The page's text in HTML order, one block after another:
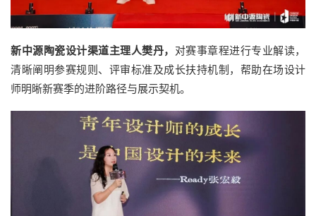
新中源陶瓷设计渠道主理人樊丹， 对赛事章程进行专业解读，
清晰阐明参赛规则、评审标准及成长扶持机制，帮助在场设计
师明晰新赛季的进阶路径与展示契机。